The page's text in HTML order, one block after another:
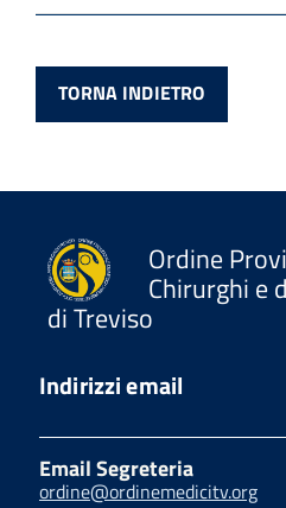
TORNA INDIETRO
Ordine
Chirurghi e
di Treviso
Indirizzi email
Email Segreteria
ordine@ordinemedicitv.org